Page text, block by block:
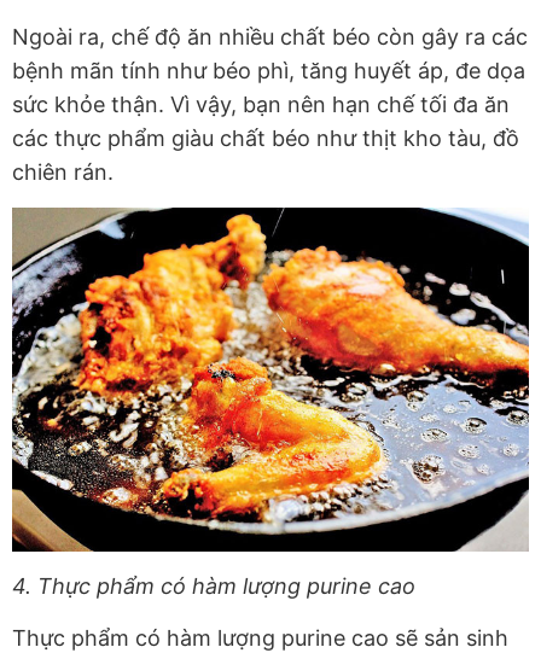
Ngoài ra, chế độ ăn nhiều chất béo còn gây ra các
bệnh mãn tính như béo phì, tăng huyết áp, đe dọa
sức khỏe thận. Vì vậy, bạn nên hạn chế tối đa ăn
các thực phẩm giàu chất béo như thịt kho tàu, đồ
chiên rán.
4. Thực phẩm có hàm lượng purine cao
Thực phẩm có hàm lượng purine cao sẽ sản sinh